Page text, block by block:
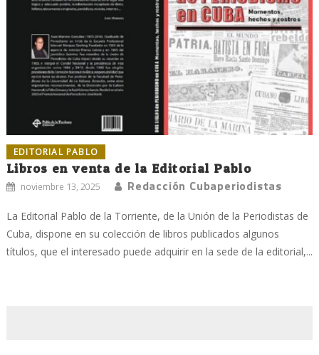
EDITORIAL PABLO
Libros en venta de la Editorial Pablo
noviembre 13, 2025 Redacción Cubaperiodistas
La Editorial Pablo de la Torriente, de la Unión de la Periodistas de
Cuba, dispone en su colección de libros publicados algunos
títulos, que el interesado puede adquirir en la sede de la editorial,...